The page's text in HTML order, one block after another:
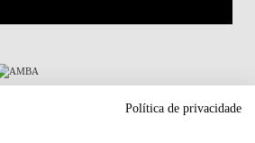
Política de privacidade